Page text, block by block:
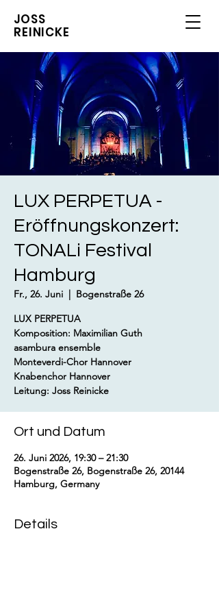
JOSS
REINICKE
LUX PERPETUA -
Eröffnungskonzert:
TONALi Festival
Hamburg
Fr., 26. Juni
  |
Bogenstraße 26
LUX PERPETUA
Komposition: Maximilian Guth
asambura ensemble
Monteverdi-Chor Hannover
Knabenchor Hannover
Leitung: Joss Reinicke
Ort und Datum
26. Juni 2026, 19:30 – 21:30
Bogenstraße 26, Bogenstraße 26, 20144
Hamburg, Germany
Details